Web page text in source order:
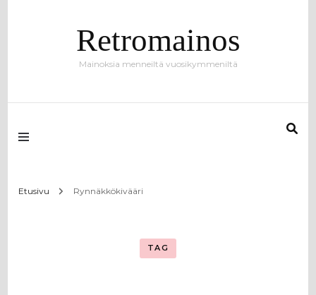
Retromainos
Mainoksia menneiltä vuosikymmeniltä
Etusivu Rynnäkkökivääri
TAG